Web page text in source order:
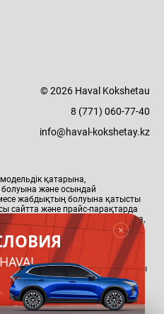
© 2026 Haval Kokshetau
8 (771) 060-77-40
info@haval-kokshetay.kz
қатарына,
және осындай
жабдықтың болуына қатысты
сайтта және прайс-парақтарда
ие, жергілікті жағдайларға,
мен жиынтықтарға
ҚР Азаматтық Кодексінің 447-
табылмайды. Осы сайтта және
бағалар мен ақпарат
ескертусіз сату орындарындағы
ерекшеленуі мүмкін,
ресми дилерден толық және
да бір автомобильді немесе
тиісті сатып алу-сату